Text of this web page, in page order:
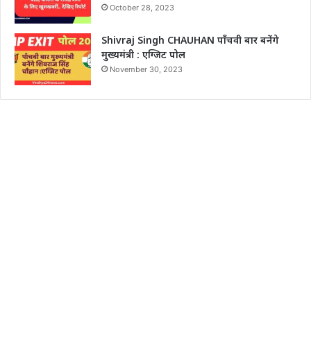
October 28, 2023
Shivraj Singh CHAUHAN पाँचवी बार बनेंगे
मुख्यमंत्री : एग्जिट पोल
November 30, 2023